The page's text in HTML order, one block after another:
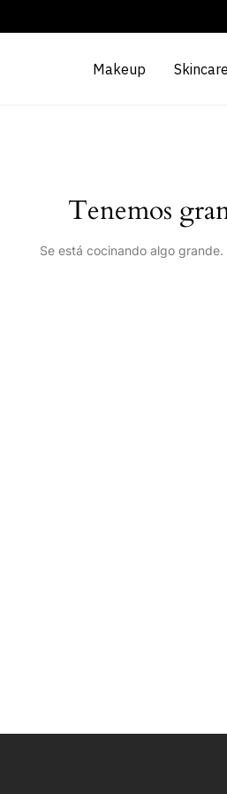
Makeup Skincare
Tenemos
Se está cocinando algo